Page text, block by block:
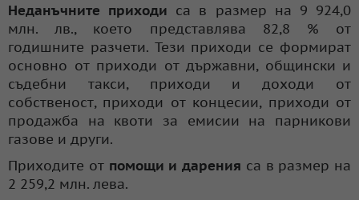
Неданъчните приходи са в размер на 9 924,0
млн. лв., което представлява 82,8 % от
годишните разчети. Тези приходи се формират
основно от приходи от държавни, общински и
съдебни такси, приходи и доходи от
собственост, приходи от концесии, приходи от
продажба на квоти за емисии на парникови
газове и други.
Приходите от помощи и дарения са в размер на
2 259,2 млн. лева.